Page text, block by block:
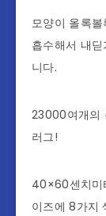
모양이 올록
흡수해서 내
니다.
23000여개의
러그!
40×60센치미
이즈에 8가지